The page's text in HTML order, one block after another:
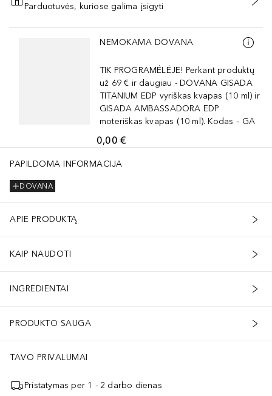
PRIDĖTI Į KREPŠELĮ
Parduotuvės, kuriose galima įsigyti
Praleisti slankiklį
NEMOKAMA DOVANA
TIK PROGRAMĖLĖJE! Perkant produktų
už 69 € ir daugiau - DOVANA GISADA
TITANIUM EDP vyriškas kvapas (10 ml) ir
GISADA AMBASSADORA EDP
moteriškas kvapas (10 ml). Kodas – GA
0,00 €
PAPILDOMA INFORMACIJA
DOVANA
APIE PRODUKTĄ
KAIP NAUDOTI
INGREDIENTAI
PRODUKTO SAUGA
TAVO PRIVALUMAI
Pristatymas per 1 - 2 darbo dienas